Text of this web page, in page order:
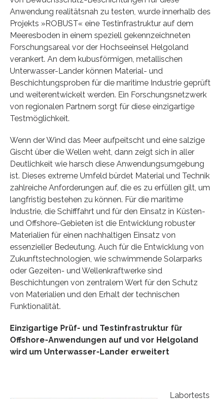
Anwendung realitätsnah zu testen, wurde innerhalb des
Projekts »ROBUST« eine Testinfrastruktur auf dem
Meeresboden in einem speziell gekennzeichneten
Forschungsareal vor der Hochseeinsel Helgoland
verankert. An dem kubusförmigen, metallischen
Unterwasser-Lander können Material- und
Beschichtungsproben für die maritime Industrie geprüft
und weiterentwickelt werden. Ein Forschungsnetzwerk
von regionalen Partnern sorgt für diese einzigartige
Testmöglichkeit.
Wenn der Wind das Meer aufpeitscht und eine salzige
Gischt über die Wellen weht, dann zeigt sich in aller
Deutlichkeit wie harsch diese Anwendungsumgebung
ist. Dieses extreme Umfeld bürdet Material und Technik
zahlreiche Anforderungen auf, die es zu erfüllen gilt, um
langfristig bestehen zu können. Für die maritime
Industrie, die Schifffahrt und für den Einsatz in Küsten-
und Offshore-Gebieten ist die Entwicklung robuster
Materialien für einen nachhaltigen Einsatz von
essenzieller Bedeutung. Auch für die Entwicklung von
Zukunftstechnologien, wie schwimmende Solarparks
oder Gezeiten- und Wellenkraftwerke sind
Beschichtungen von zentralem Wert für den Schutz
von Materialien und den Erhalt der technischen
Funktionalität.
Einzigartige Prüf- und Testinfrastruktur für
Offshore-Anwendungen auf und vor Helgoland
wird um Unterwasser-Lander erweitert
Labortests